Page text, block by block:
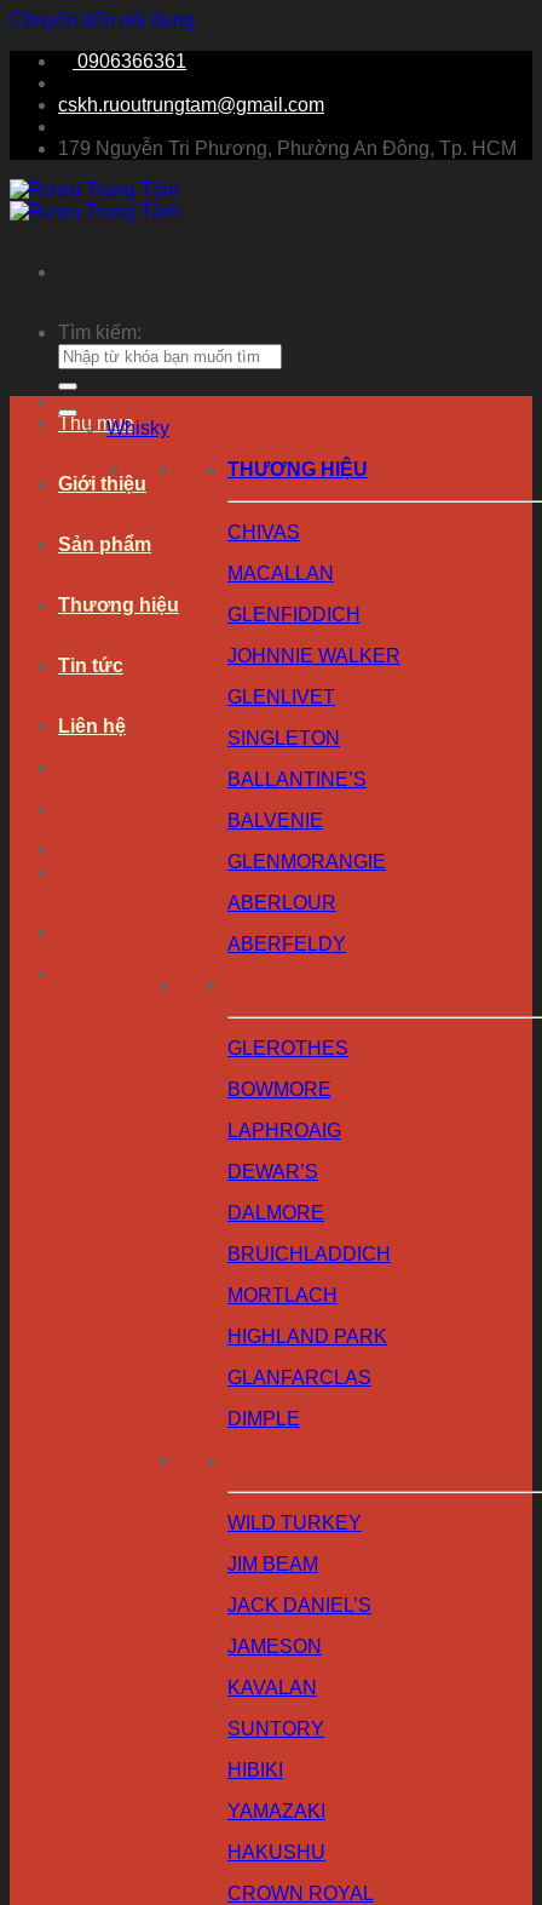
Chuyển đến nội dung
0906366361
cskh.ruoutrungtam@gmail.com
179 Nguyễn Tri Phương, Phường An Đông, Tp. HCM
Tìm kiếm:
Thu mua
Giới thiệu
Sản phẩm
Thương hiệu
Tin tức
Liên hệ
Whisky
THƯƠNG HIỆU
CHIVAS
MACALLAN
GLENFIDDICH
JOHNNIE WALKER
GLENLIVET
SINGLETON
BALLANTINE’S
BALVENIE
GLENMORANGIE
ABERLOUR
ABERFELDY
GLEROTHES
BOWMORE
LAPHROAIG
DEWAR’S
DALMORE
BRUICHLADDICH
MORTLACH
HIGHLAND PARK
GLANFARCLAS
DIMPLE
WILD TURKEY
JIM BEAM
JACK DANIEL’S
JAMESON
KAVALAN
SUNTORY
HIBIKI
YAMAZAKI
HAKUSHU
CROWN ROYAL